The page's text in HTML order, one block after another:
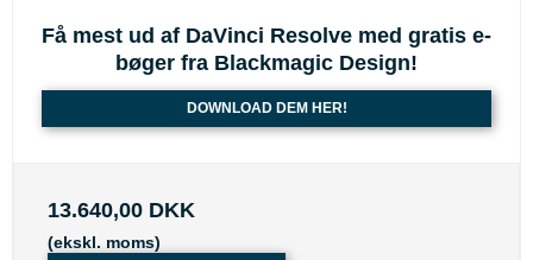
Få mest ud af DaVinci Resolve med gratis e-
bøger fra Blackmagic Design!
DOWNLOAD DEM HER!
13.640,00 DKK
(ekskl. moms)